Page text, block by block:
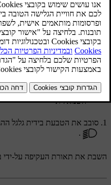
בחירה ידנית בתאורת העקיפה
הראשיים.
סמל תאורת העקיפה על
השמאלית
סובב את הטבעת בידית גלגל
.
השבת את תאורת העקיפה על-ידי